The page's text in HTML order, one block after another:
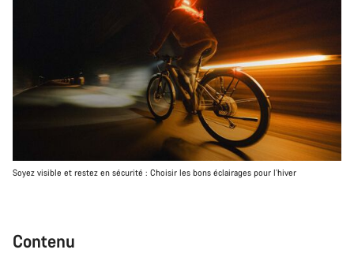
Soyez visible et restez en sécurité : Choisir les bons éclairages pour l’hiver
Contenu